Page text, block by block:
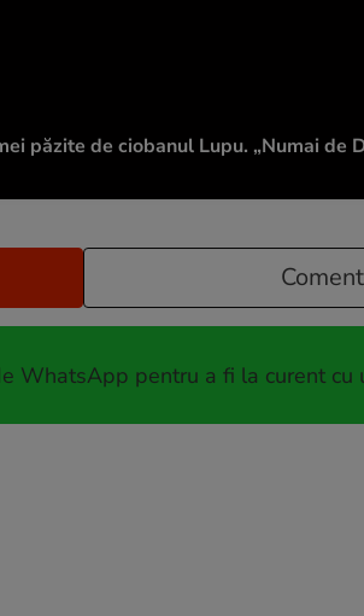
păzite de ciobanul Lupu. „Numai de
WhatsApp pentru a fi la curent cu